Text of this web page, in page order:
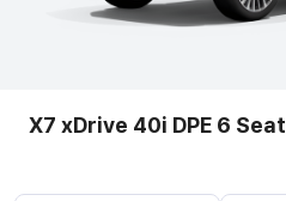
X7 xDrive 40i DPE 6